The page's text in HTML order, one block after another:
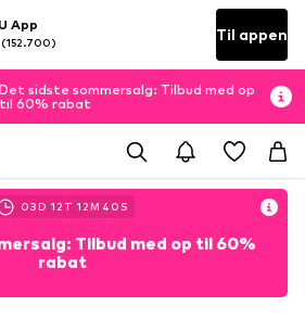
App
(152.700) Til appen
Det sidste sommersalg: Tilbud med op
til 60% rabat
03D 12 T 12M 38 S
Tilbud med op til 60%
rabat